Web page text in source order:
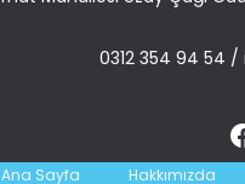
0312 354 94 54 /
Ana Sayfa Hakkımızda